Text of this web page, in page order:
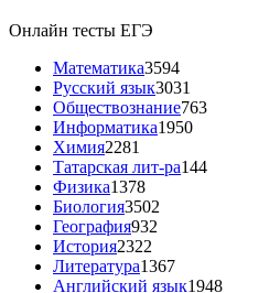
Онлайн тесты ЕГЭ
Математика3594
Русский язык3031
Обществознание763
Информатика1950
Химия2281
Татарская лит-ра144
Физика1378
Биология3502
География932
История2322
Литература1367
Английский язык1948